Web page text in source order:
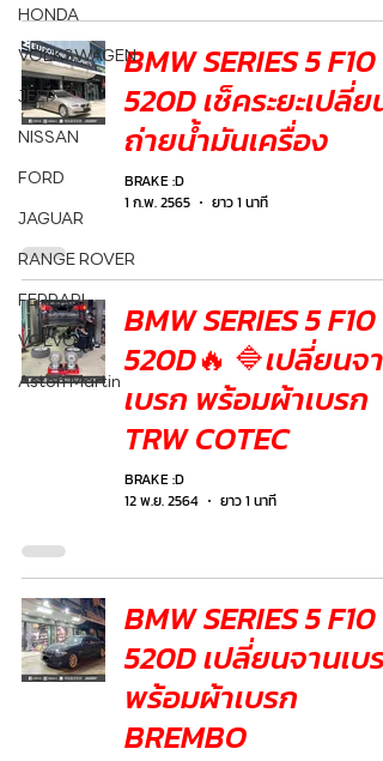
HONDA
VOLKSWAGEN
JEEP
NISSAN
FORD
JAGUAR
RANGE ROVER
FERRARI
VOLVO
Aston Martin
BMW SERIES 5 F10
520D เช็คระยะเปลี่ยน
ถ่ายน้ำมันเครื่อง
BRAKE :D
1 ก.พ. 2565
ยาว 1 นาที
BMW SERIES 5 F10
520D🔥 🔷เปลี่ยนจาน
เบรก พร้อมผ้าเบรก
TRW COTEC
BRAKE :D
12 พ.ย. 2564
ยาว 1 นาที
BMW SERIES 5 F10
520D เปลี่ยนจานเบรก
พร้อมผ้าเบรก
BREMBO